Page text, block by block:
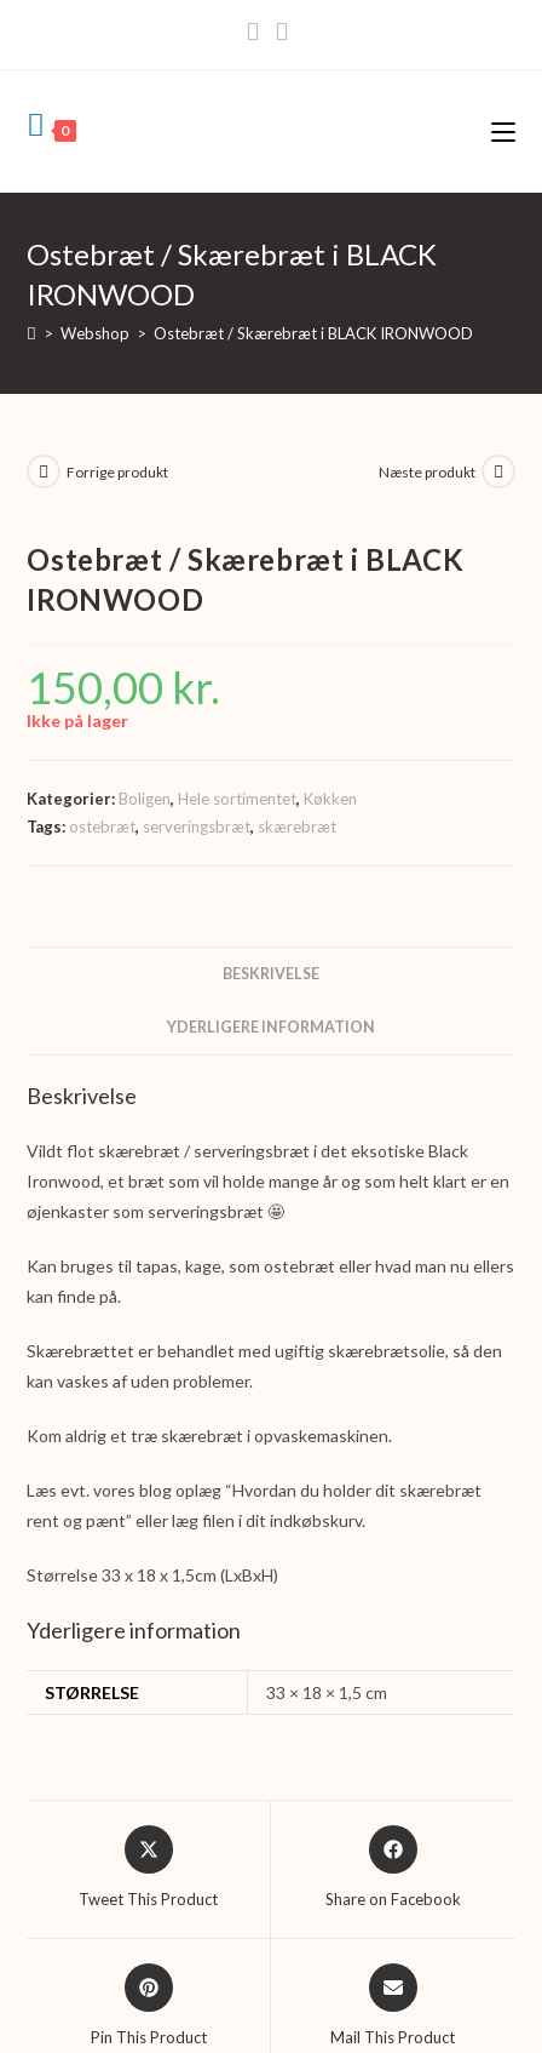
0
Ostebræt / Skærebræt i BLACK
IRONWOOD
> Webshop > Ostebræt / Skærebræt i BLACK IRONWOOD
Forrige produkt Næste produkt
Ostebræt / Skærebræt i BLACK
IRONWOOD
150,00 kr.
Ikke på lager
Kategorier: Boligen, Hele sortimentet, Køkken
Tags: ostebræt, serveringsbræt, skærebræt
BESKRIVELSE
YDERLIGERE INFORMATION
Beskrivelse
Vildt flot skærebræt / serveringsbræt i det eksotiske Black
Ironwood, et bræt som vil holde mange år og som helt klart er en
øjenkaster som serveringsbræt 🤩
Kan bruges til tapas, kage, som ostebræt eller hvad man nu ellers
kan finde på.
Skærebrættet er behandlet med ugiftig skærebrætsolie, så den
kan vaskes af uden problemer.
Kom aldrig et træ skærebræt i opvaskemaskinen.
Læs evt. vores blog oplæg “Hvordan du holder dit skærebræt
rent og pænt” eller læg filen i dit indkøbskurv.
Størrelse 33 x 18 x 1,5cm (LxBxH)
Yderligere information
STØRRELSE 33 × 18 × 1,5 cm
Opens
in
Tweet This Product
Opens
in
Share on Facebook
Opens
in
Pin This Product
Opens
in
Mail This Product